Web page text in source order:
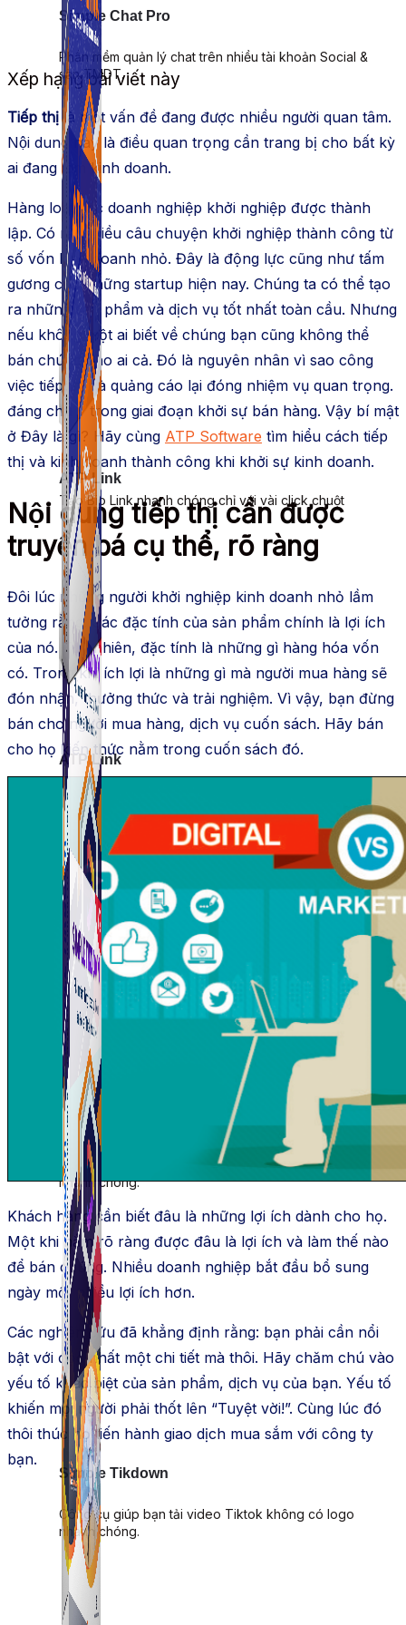
ATP Link
Tạo Bio Link nhanh chóng chỉ với vài click chuột
Simple Tikdown
Công cụ giúp bạn tải video Tiktok không có logo
nhanh chóng.
Simple Chat Pro
Phần mềm quản lý chat trên nhiều tài khoản Social &
sàn TMDT.
ATP Link
Tạo Bio Link nhanh chóng chỉ với vài click chuột
Simple Tikdown
Công cụ giúp bạn tải video Tiktok không có logo
nhanh chóng.
Xếp hạng bài viết này
Tiếp thịlà một vấn đề đang được nhiều người quan tâm.
Nội dung này là điều quan trọng cần trang bị cho bất kỳ
ai đang làm kinh doanh.
Hàng loạt các doanh nghiệp khởi nghiệp được thành
lập. Có rất nhiều câu chuyện khởi nghiệp thành công từ
số vốn kinh doanh nhỏ. Đây là động lực cũng như tấm
gương cho những startup hiện nay. Chúng ta có thể tạo
ra những sản phẩm và dịch vụ tốt nhất toàn cầu. Nhưng
nếu không một ai biết về chúng bạn cũng không thể
bán chúng cho ai cả. Đó là nguyên nhân vì sao công
việc tiếp thị và quảng cáo lại đóng nhiệm vụ quan trọng.
đáng chú ý trong giai đoạn khởi sự bán hàng. Vậy bí mật
ở Đây là gì? Hãy cùng ATP Software tìm hiểu cách tiếp
thị và kinh doanh thành công khi khởi sự kinh doanh.
Nội dung tiếp thị cần được
truyền bá cụ thể, rõ ràng
Đôi lúc những người khởi nghiệp kinh doanh nhỏ lầm
tưởng rằng: Các đặc tính của sản phẩm chính là lợi ích
của nó. Tuy nhiên, đặc tính là những gì hàng hóa vốn
có. Trong khi ích lợi là những gì mà người mua hàng sẽ
đón nhận, thưởng thức và trải nghiệm. Vì vậy, bạn đừng
bán cho người mua hàng, dịch vụ cuốn sách. Hãy bán
cho họ kiến thức nằm trong cuốn sách đó.
Khách hàng cần biết đâu là những lợi ích dành cho họ.
Một khi nắm rõ ràng được đâu là lợi ích và làm thế nào
để bán chúng. Nhiều doanh nghiệp bắt đầu bổ sung
ngày một nhiều lợi ích hơn.
Các nghiên cứu đã khẳng định rằng: bạn phải cần nổi
bật với độc nhất một chi tiết mà thôi. Hãy chăm chú vào
yếu tố khác biệt của sản phẩm, dịch vụ của bạn. Yếu tố
khiến mọi người phải thốt lên “Tuyệt vời!”. Cùng lúc đó
thôi thúc họ tiến hành giao dịch mua sắm với công ty
bạn.